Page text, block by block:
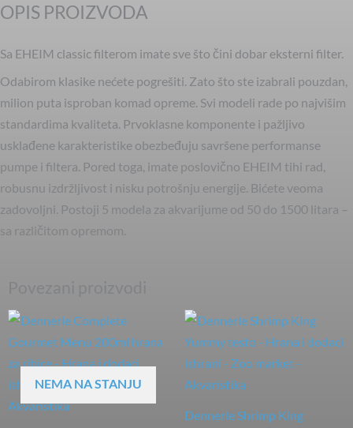
količina
OPIS PROIZVODA
Sa EHEIM classic filterom imate sve što čini dobar eksterni filter.
Odabirom klasike nećete pogrešiti. Zato što ste izabrali pouzdan,
milion puta isproban komad opreme. Svi modeli rade po najvišim
standardima kvaliteta. Prvoklasne komponente i pažljivo
usklađene karakteristike obezbeđuju savršene performanse
pumpe i filtera. Pored toga, imate poslovično EHEIM tihi rad,
robusnu izdržljivost i nisku potrošnju energije. Bićete veoma
zadovoljni. Postoji 5 modela za akvarijume od 50 do 1500 litara –
sa različitom opremom.
NEMA NA STANJU
Dennerle Shrimp King